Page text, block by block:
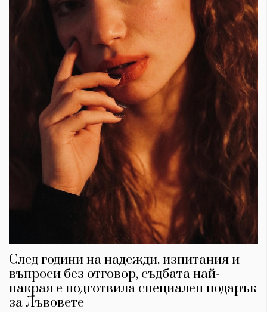
След години на надежди, изпитания и
въпроси без отговор, съдбата най-
накрая е подготвила специален подарък
за Лъвовете